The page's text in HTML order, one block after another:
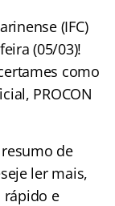
(IFC)
(05/03)!
como
PROCON
de
ler mais,
rápido e